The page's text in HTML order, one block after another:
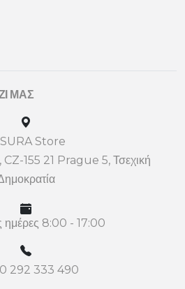
ΜΑΣ
Store
155 21 Prague 5, Τσεχική
ημέρες 8:00 - 17:00
292 333 490